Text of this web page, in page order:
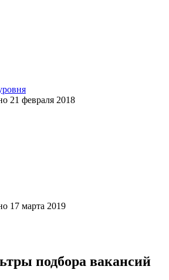
21 февраля 2018
17 марта 2019
подбора вакансий